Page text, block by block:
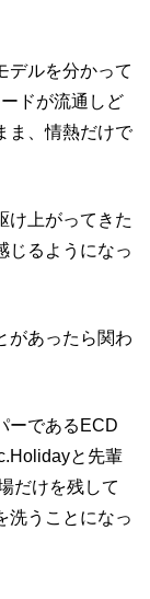
デルを分かって
ドが流通しど
ま、情熱だけで
け上がってきた
じるようになっ
があったら関わ
ーであるECD
と先輩
だけを残して
洗うことになっ